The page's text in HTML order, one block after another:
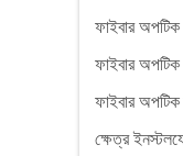
ফাইবার অপটিক
ফাইবার অপটিক
ফাইবার অপটিক
ক্ষেত্র